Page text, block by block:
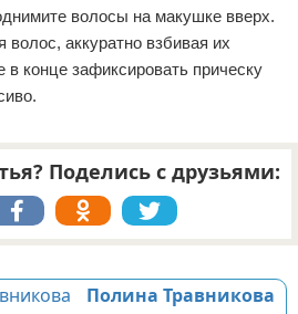
волосы на макушке вверх.
волос, аккуратно взбивая их
конце зафиксировать прическу
Поделись с друзьями:
Полина Травникова